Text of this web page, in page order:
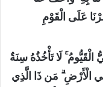
عَلَى الْقَوْمِ
الْقَيُّومُ ۚ لَا تَأْخُذُهُ سِنَةٌ
الْأَرْضِ ۗ مَن ذَا الَّذِي